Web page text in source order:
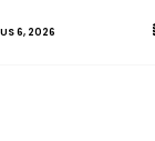
6, 2026